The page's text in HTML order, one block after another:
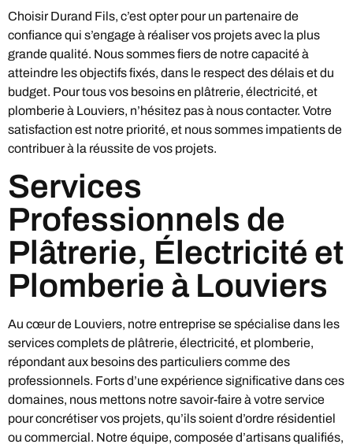
Choisir Durand Fils, c’est opter pour un partenaire de
confiance qui s’engage à réaliser vos projets avec la plus
grande qualité. Nous sommes fiers de notre capacité à
atteindre les objectifs fixés, dans le respect des délais et du
budget. Pour tous vos besoins en plâtrerie, électricité, et
plomberie à Louviers, n’hésitez pas à nous contacter. Votre
satisfaction est notre priorité, et nous sommes impatients de
contribuer à la réussite de vos projets.
Services
Professionnels de
Plâtrerie, Électricité et
Plomberie à Louviers
Au cœur de Louviers, notre entreprise se spécialise dans les
services complets de plâtrerie, électricité, et plomberie,
répondant aux besoins des particuliers comme des
professionnels. Forts d’une expérience significative dans ces
domaines, nous mettons notre savoir-faire à votre service
pour concrétiser vos projets, qu’ils soient d’ordre résidentiel
ou commercial. Notre équipe, composée d’artisans qualifiés,